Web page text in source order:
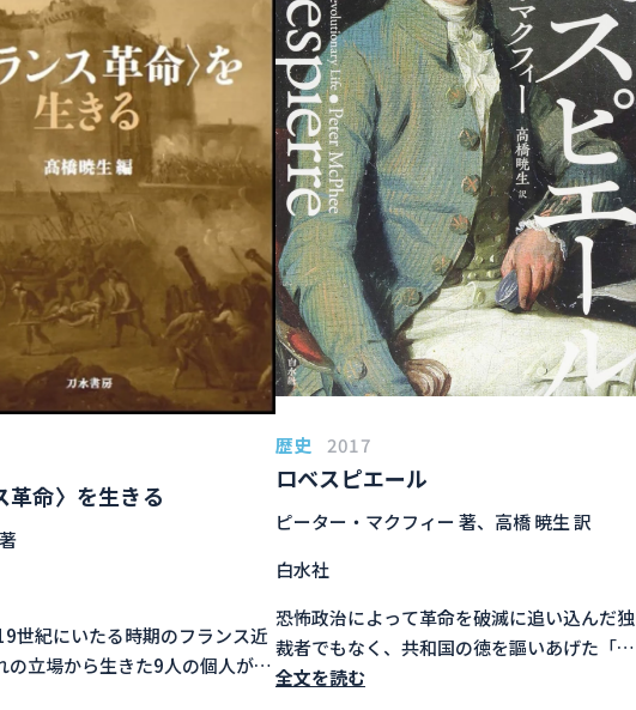
革命〉を生きる
世紀にいたる時期のフランス近
の立場から生きた9人の個人がみ
命〉像から「ありえたかもし
歴史 2017
ロベスピエール
ピーター・マクフィー 著、高橋 暁生 訳
白水社
恐怖政治によって革命を破滅に追い込んだ独
裁者でもなく、共和国の徳を謳いあげた「清
廉の人」でもなく。等身大のロベスピエール
全文を読む